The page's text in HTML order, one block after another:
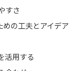
すさ
の工夫とアイデア
活用する